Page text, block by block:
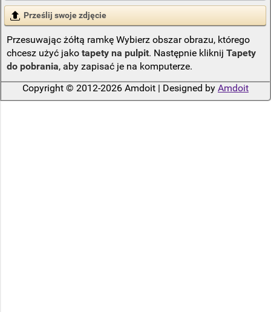
Prześlij swoje zdjęcie
Przesuwając żółtą ramkę Wybierz obszar obrazu, którego
chcesz użyć jako tapety na pulpit. Następnie kliknij Tapety
do pobrania, aby zapisać je na komputerze.
Copyright © 2012-2026 Amdoit | Designed by Amdoit